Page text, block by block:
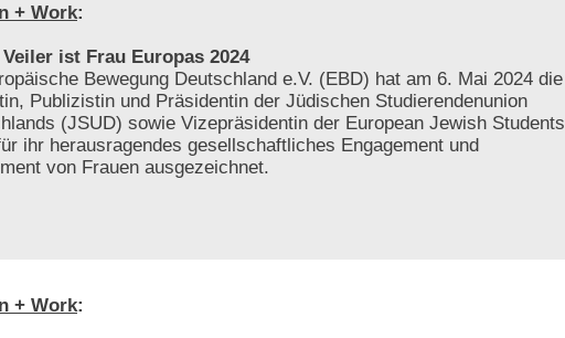
+ Work:
Veiler ist Frau Europas 2024
Bewegung Deutschland e.V. (EBD) hat am 6. Mai 2024 die
Publizistin und Präsidentin der Jüdischen Studierendenunion
(JSUD) sowie Vizepräsidentin der European Jewish Students
ihr herausragendes gesellschaftliches Engagement und
von Frauen ausgezeichnet.
+ Work: